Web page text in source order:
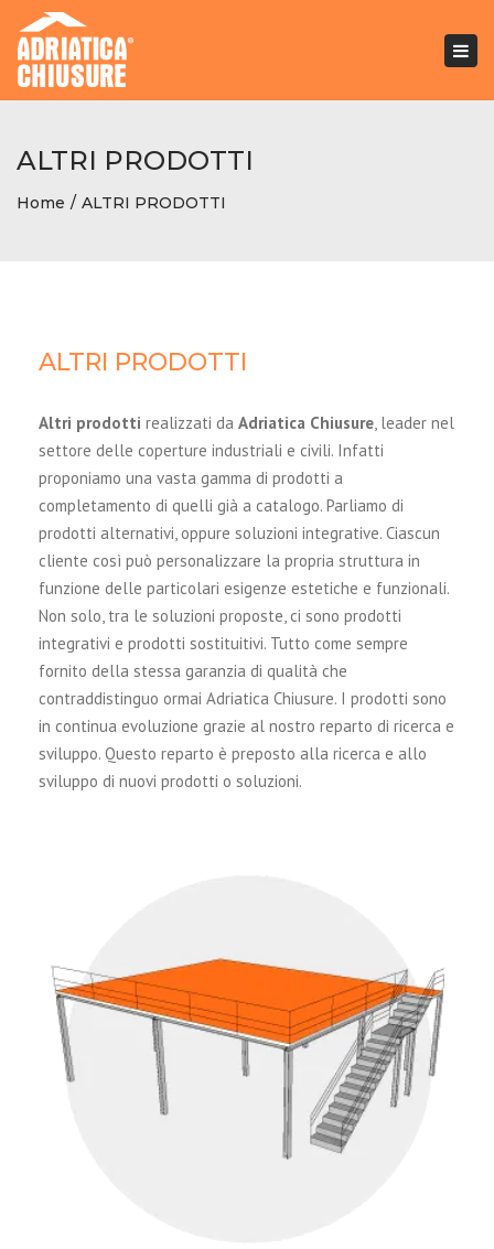
ALTRI PRODOTTI
Home ALTRI PRODOTTI
ALTRI PRODOTTI
Altri prodotti realizzati da Adriatica Chiusure, leader nel
settore delle coperture industriali e civili. Infatti
proponiamo una vasta gamma di prodotti a
completamento di quelli già a catalogo. Parliamo di
prodotti alternativi, oppure soluzioni integrative. Ciascun
cliente così può personalizzare la propria struttura in
funzione delle particolari esigenze estetiche e funzionali.
Non solo, tra le soluzioni proposte, ci sono prodotti
integrativi e prodotti sostituitivi. Tutto come sempre
fornito della stessa garanzia di qualità che
contraddistinguo ormai Adriatica Chiusure. I prodotti sono
in continua evoluzione grazie al nostro reparto di ricerca e
sviluppo. Questo reparto è preposto alla ricerca e allo
sviluppo di nuovi prodotti o soluzioni.